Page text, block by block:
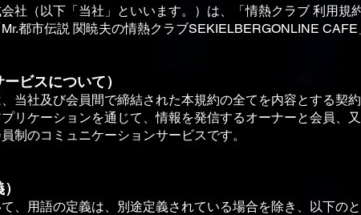
社（以下「当社」といいます。）は、「情熱クラブ 利⽤規
都市伝説 関暁夫の情熱クラブSEKIELBERGONLINE
ビスについて）
当社及び会員間で締結された本規約の全てを内容とする契
リケーションを通じて、情報を発信するオーナーと会員、
制のコミュニケーションサービスです。
、⽤語の定義は、別途定義されている場合を除き、以下のと